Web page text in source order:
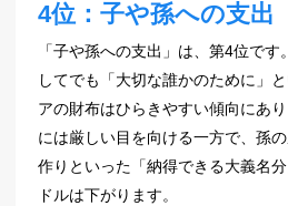
4位：子や孫への支出
「子や孫への支出」は、第4位で
してでも「大切な誰かのために」
アの財布はひらきやすい傾向にあ
には厳しい目を向ける一方で、孫
作りといった「納得できる大義名
ドルは下がります。